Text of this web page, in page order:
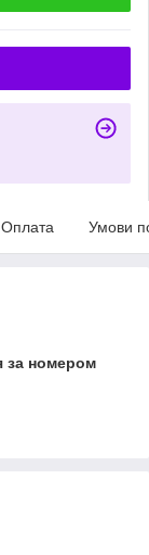
Оплата Умови
за номером